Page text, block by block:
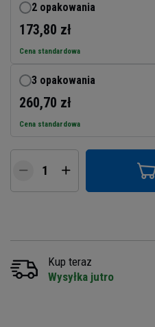
2 opakowania
173,80 zł
Cena standardowa
3 opakowania
260,70 zł
Cena standardowa
Kup teraz
Wysyłka jutro